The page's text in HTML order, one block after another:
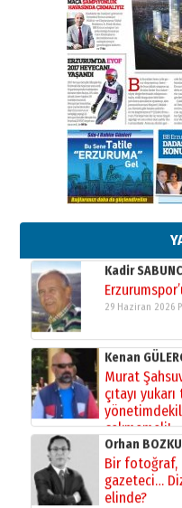
Ahmet
Ahmed
”Reisimiz”
26 Mart 2026
Cem Bakırcı
Ardında
gönül
13 Mayıs 2026
Esat
Başkan
bir vizyon
02 Ağustos 2026
Kadir
29 Haziran 2026
Kenan
Murat
çıtayı yukarı
çekmemeli!
17 Şubat 2026 SalıOrhan
Bir fotoğraf,
gazeteci…
elinde?